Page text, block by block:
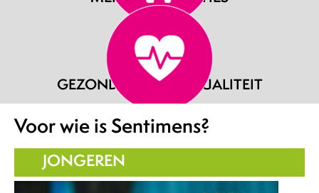
GEZONDHEID & SEKSUALITEIT
Voor wie is Sentimens?
JONGEREN